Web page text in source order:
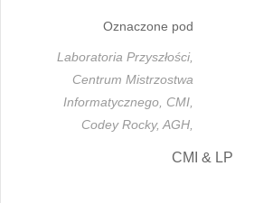
Oznaczone pod
Laboratoria Przyszłości,
Centrum Mistrzostwa
Informatycznego, CMI,
Codey Rocky, AGH,
CMI & LP